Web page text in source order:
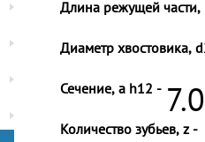
Длина режущей части,
Диаметр хвостовика,
Сечение, a h12 -
Количество зубьев, z -